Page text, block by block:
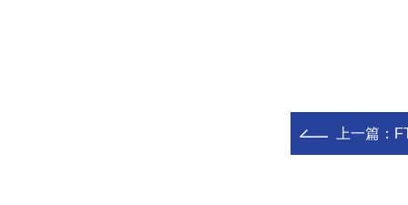
上一篇：